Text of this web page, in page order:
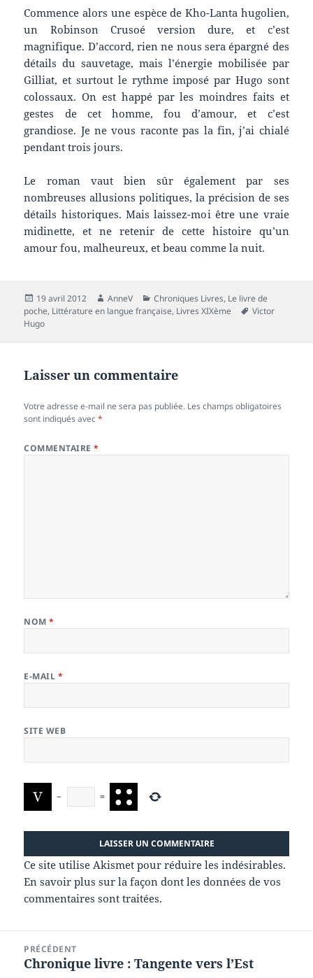
Commence alors une espèce de Kho-Lanta hugolien,
un Robinson Crusoé version dure, et c’est
magnifique. D’accord, rien ne nous sera épargné des
détails du sauvetage, mais l’énergie mobilisée par
Gilliat, et surtout le rythme imposé par Hugo sont
colossaux. On est happé par les moindres faits et
gestes de cet homme, fou d’amour, et c’est
grandiose. Je ne vous raconte pas la fin, j’ai chialé
pendant trois jours.
Le roman vaut bien sûr également par ses
nombreuses allusions politiques, la précision de ses
détails historiques. Mais laissez-moi être une vraie
midinette, et ne retenir de cette histoire qu’un
amour fou, malheureux, et beau comme la nuit.
Publié
le
19 avril 2012 Auteur
AnneV Catégories
Chroniques Livres, Le livre de
poche, Littérature en langue française, Livres XIXème
Mots-
Victor
Hugo
Laisser un commentaire
Votre adresse e-mail ne sera pas publiée. Les champs obligatoires
sont indiqués avec*
COMMENTAIRE*
NOM*
E-MAIL *
SITE WEB
− =
Ce site utilise Akismet pour réduire les indésirables.
En savoir plus sur la façon dont les données de vos
commentaires sont traitées.
l’article
PRÉCÉDENT
Article
Chronique livre : Tangente vers l’Est